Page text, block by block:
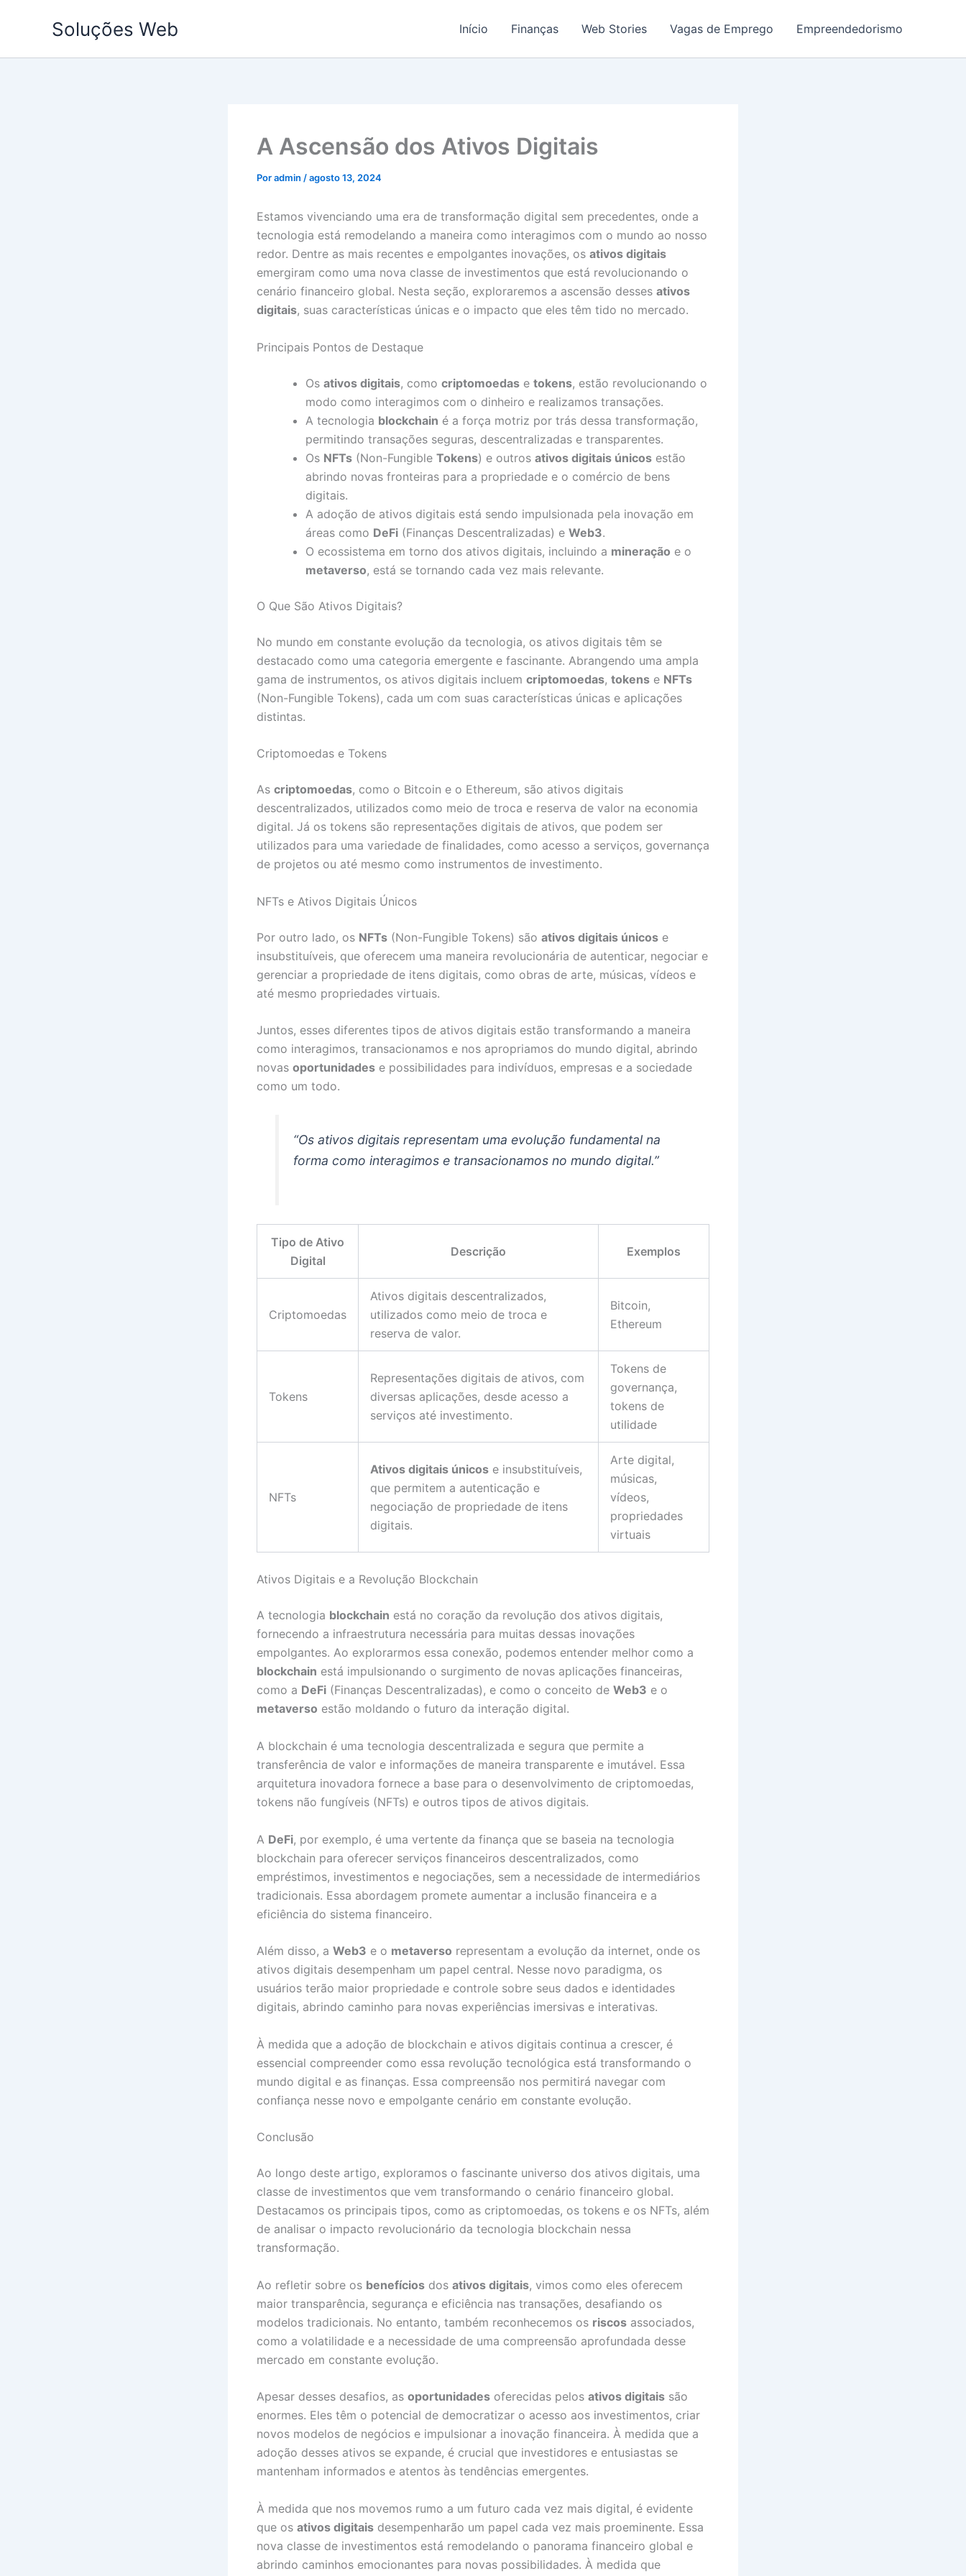
Soluções Web Início Finanças Web Stories Vagas de Emprego Empreendedorismo
A Ascensão dos Ativos Digitais
Poradmin /agosto 13, 2024
Estamos vivenciando uma era de transformação digital sem precedentes, onde a
tecnologia está remodelando a maneira como interagimos com o mundo ao nosso
redor. Dentre as mais recentes e empolgantes inovações, os ativos digitais
emergiram como uma nova classe de investimentos que está revolucionando o
cenário financeiro global. Nesta seção, exploraremos a ascensão desses ativos
digitais, suas características únicas e o impacto que eles têm tido no mercado.
Principais Pontos de Destaque
Os ativos digitais, como criptomoedas e tokens, estão revolucionando o
modo como interagimos com o dinheiro e realizamos transações.
A tecnologia blockchain é a força motriz por trás dessa transformação,
permitindo transações seguras, descentralizadas e transparentes.
Os NFTs (Non-Fungible Tokens) e outros ativos digitais únicos estão
abrindo novas fronteiras para a propriedade e o comércio de bens
digitais.
A adoção de ativos digitais está sendo impulsionada pela inovação em
áreas como DeFi (Finanças Descentralizadas) e Web3.
O ecossistema em torno dos ativos digitais, incluindo a mineração e o
metaverso, está se tornando cada vez mais relevante.
O Que São Ativos Digitais?
No mundo em constante evolução da tecnologia, os ativos digitais têm se
destacado como uma categoria emergente e fascinante. Abrangendo uma ampla
gama de instrumentos, os ativos digitais incluem criptomoedas, tokens e NFTs
(Non-Fungible Tokens), cada um com suas características únicas e aplicações
distintas.
Criptomoedas e Tokens
As criptomoedas, como o Bitcoin e o Ethereum, são ativos digitais
descentralizados, utilizados como meio de troca e reserva de valor na economia
digital. Já os tokens são representações digitais de ativos, que podem ser
utilizados para uma variedade de finalidades, como acesso a serviços, governança
de projetos ou até mesmo como instrumentos de investimento.
NFTs e Ativos Digitais Únicos
Por outro lado, os NFTs (Non-Fungible Tokens) são ativos digitais únicos e
insubstituíveis, que oferecem uma maneira revolucionária de autenticar, negociar e
gerenciar a propriedade de itens digitais, como obras de arte, músicas, vídeos e
até mesmo propriedades virtuais.
Juntos, esses diferentes tipos de ativos digitais estão transformando a maneira
como interagimos, transacionamos e nos apropriamos do mundo digital, abrindo
novas oportunidades e possibilidades para indivíduos, empresas e a sociedade
como um todo.
“Os ativos digitais representam uma evolução fundamental na
forma como interagimos e transacionamos no mundo digital.”
Tipo de Ativo
Digital
Descrição Exemplos
Criptomoedas
Ativos digitais descentralizados,
utilizados como meio de troca e
reserva de valor.
Bitcoin,
Ethereum
Tokens
Representações digitais de ativos, com
diversas aplicações, desde acesso a
serviços até investimento.
Tokens de
governança,
tokens de
utilidade
NFTs
Ativos digitais únicos e insubstituíveis,
que permitem a autenticação e
negociação de propriedade de itens
digitais.
Arte digital,
músicas,
vídeos,
propriedades
virtuais
Ativos Digitais e a Revolução Blockchain
A tecnologia blockchain está no coração da revolução dos ativos digitais,
fornecendo a infraestrutura necessária para muitas dessas inovações
empolgantes. Ao explorarmos essa conexão, podemos entender melhor como a
blockchain está impulsionando o surgimento de novas aplicações financeiras,
como a DeFi (Finanças Descentralizadas), e como o conceito de Web3 e o
metaverso estão moldando o futuro da interação digital.
A blockchain é uma tecnologia descentralizada e segura que permite a
transferência de valor e informações de maneira transparente e imutável. Essa
arquitetura inovadora fornece a base para o desenvolvimento de criptomoedas,
tokens não fungíveis (NFTs) e outros tipos de ativos digitais.
A DeFi, por exemplo, é uma vertente da finança que se baseia na tecnologia
blockchain para oferecer serviços financeiros descentralizados, como
empréstimos, investimentos e negociações, sem a necessidade de intermediários
tradicionais. Essa abordagem promete aumentar a inclusão financeira e a
eficiência do sistema financeiro.
Além disso, a Web3 e o metaverso representam a evolução da internet, onde os
ativos digitais desempenham um papel central. Nesse novo paradigma, os
usuários terão maior propriedade e controle sobre seus dados e identidades
digitais, abrindo caminho para novas experiências imersivas e interativas.
À medida que a adoção de blockchain e ativos digitais continua a crescer, é
essencial compreender como essa revolução tecnológica está transformando o
mundo digital e as finanças. Essa compreensão nos permitirá navegar com
confiança nesse novo e empolgante cenário em constante evolução.
Conclusão
Ao longo deste artigo, exploramos o fascinante universo dos ativos digitais, uma
classe de investimentos que vem transformando o cenário financeiro global.
Destacamos os principais tipos, como as criptomoedas, os tokens e os NFTs, além
de analisar o impacto revolucionário da tecnologia blockchain nessa
transformação.
Ao refletir sobre os benefícios dos ativos digitais, vimos como eles oferecem
maior transparência, segurança e eficiência nas transações, desafiando os
modelos tradicionais. No entanto, também reconhecemos os riscos associados,
como a volatilidade e a necessidade de uma compreensão aprofundada desse
mercado em constante evolução.
Apesar desses desafios, as oportunidades oferecidas pelos ativos digitais são
enormes. Eles têm o potencial de democratizar o acesso aos investimentos, criar
novos modelos de negócios e impulsionar a inovação financeira. À medida que a
adoção desses ativos se expande, é crucial que investidores e entusiastas se
mantenham informados e atentos às tendências emergentes.
À medida que nos movemos rumo a um futuro cada vez mais digital, é evidente
que os ativos digitais desempenharão um papel cada vez mais proeminente. Essa
nova classe de investimentos está remodelando o panorama financeiro global e
abrindo caminhos emocionantes para novas possibilidades. À medida que